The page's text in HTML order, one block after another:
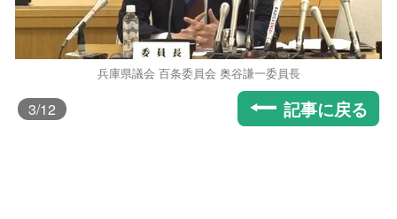
兵庫県議会 百条委員会 奥谷謙一委員長
3/12 記事に戻る